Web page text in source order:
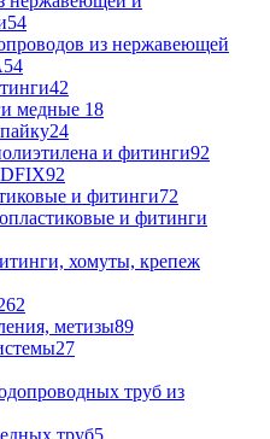
54
из нержавеющей
54
42
медные 18
24
и фитинги92
92
и фитинги72
и фитинги
хомуты, крепеж
метизы89
27
труб из